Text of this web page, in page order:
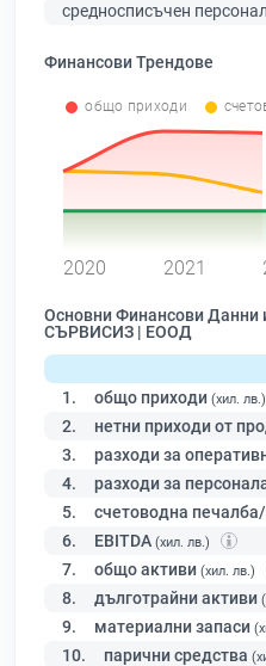
средносписъчен
Финансови Трендове
общо приходи
2020 2021
Основни Финансови Данни
СЪРВИСИЗ | ЕООД
1. общо приходи (хил. лв.)
2. нетни приходи от
3. разходи за
4. разходи за
5. счетоводна печалба/
6. EBITDA (хил. лв.)
7. общо активи (хил. лв.)
8. дълготрайни активи
9. материални запаси
10. парични средства